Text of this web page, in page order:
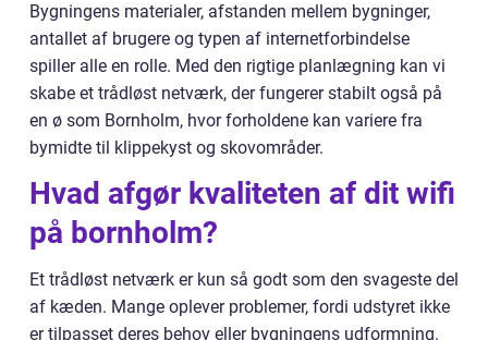
Bygningens materialer, afstanden mellem bygninger,
antallet af brugere og typen af internetforbindelse
spiller alle en rolle. Med den rigtige planlægning kan vi
skabe et trådløst netværk, der fungerer stabilt også på
en ø som Bornholm, hvor forholdene kan variere fra
bymidte til klippekyst og skovområder.
Hvad afgør kvaliteten af dit wifi
på bornholm?
Et trådløst netværk er kun så godt som den svageste del
af kæden. Mange oplever problemer, fordi udstyret ikke
er tilpasset deres behov eller bygningens udformning.